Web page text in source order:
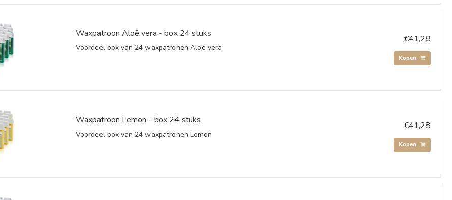
Waxpatroon Aloë vera - box 24 stuks
Voordeel box van 24 waxpatronen Aloë vera
€41,28
Kopen
Waxpatroon Lemon - box 24 stuks
Voordeel box van 24 waxpatronen Lemon
€41,28
Kopen